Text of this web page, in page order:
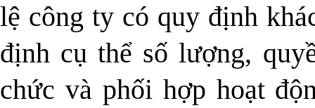
lệ công ty có quy định
định cụ thể số lượng,
chức và phối hợp hoạt